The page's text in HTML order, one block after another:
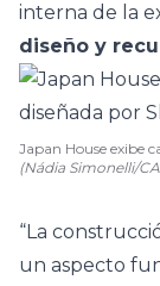
interna de la
diseño y
Japan House exibe
(Nádia Simonelli/
“La
un aspecto